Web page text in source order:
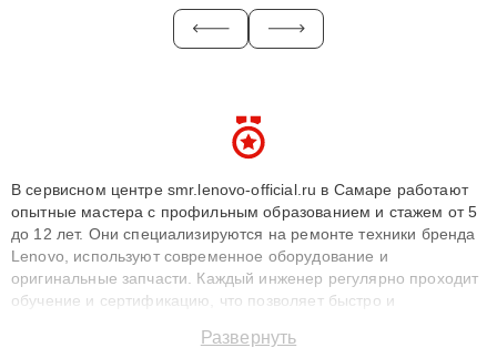
В сервисном центре smr.lenovo-official.ru в Самаре работают
опытные мастера с профильным образованием и стажем от 5
до 12 лет. Они специализируются на ремонте техники бренда
Lenovo, используют современное оборудование и
оригинальные запчасти. Каждый инженер регулярно проходит
обучение и сертификацию, что позволяет быстро и
сохранением гарантии до 3 лет. Наши мастера решают
Развернуть